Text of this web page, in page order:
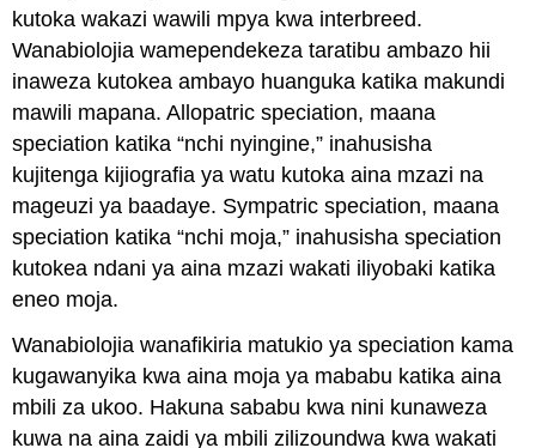
kutoka wakazi wawili mpya kwa interbreed.
Wanabiolojia wamependekeza taratibu ambazo hii
inaweza kutokea ambayo huanguka katika makundi
mawili mapana. Allopatric speciation, maana
speciation katika “nchi nyingine,” inahusisha
kujitenga kijiografia ya watu kutoka aina mzazi na
mageuzi ya baadaye. Sympatric speciation, maana
speciation katika “nchi moja,” inahusisha speciation
kutokea ndani ya aina mzazi wakati iliyobaki katika
eneo moja.
Wanabiolojia wanafikiria matukio ya speciation kama
kugawanyika kwa aina moja ya mababu katika aina
mbili za ukoo. Hakuna sababu kwa nini kunaweza
kuwa na aina zaidi ya mbili zilizoundwa kwa wakati